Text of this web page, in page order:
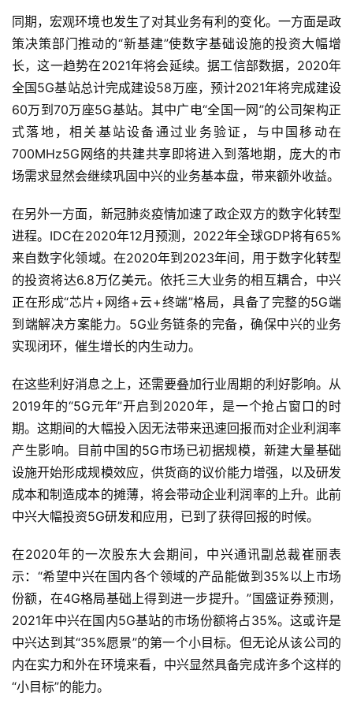
同期，宏观环境也发生了对其业务有利的变化。一方面是政
策决策部门推动的“新基建”使数字基础设施的投资大幅增
长，这一趋势在2021年将会延续。据工信部数据，2020年
全国5G基站总计完成建设58万座，预计2021年将完成建设
60万到70万座5G基站。其中广电“全国一网”的公司架构正
式落地，相关基站设备通过业务验证，与中国移动在
700MHz5G网络的共建共享即将进入到落地期，庞大的市
场需求显然会继续巩固中兴的业务基本盘，带来额外收益。
在另外一方面，新冠肺炎疫情加速了政企双方的数字化转型
进程。IDC在2020年12月预测，2022年全球GDP将有65%
来自数字化领域。在2020年到2023年间，用于数字化转型
的投资将达6.8万亿美元。依托三大业务的相互耦合，中兴
正在形成“芯片+网络+云+终端”格局，具备了完整的5G端
到端解决方案能力。5G业务链条的完备，确保中兴的业务
实现闭环，催生增长的内生动力。
在这些利好消息之上，还需要叠加行业周期的利好影响。从
2019年的“5G元年”开启到2020年，是一个抢占窗口的时
期。这期间的大幅投入因无法带来迅速回报而对企业利润率
产生影响。目前中国的5G市场已初据规模，新建大量基础
设施开始形成规模效应，供货商的议价能力增强，以及研发
成本和制造成本的摊薄，将会带动企业利润率的上升。此前
中兴大幅投资5G研发和应用，已到了获得回报的时候。
在2020年的一次股东大会期间，中兴通讯副总裁崔丽表
示：“希望中兴在国内各个领域的产品能做到35%以上市场
份额，在4G格局基础上得到进一步提升。”国盛证券预测，
2021年中兴在国内5G基站的市场份额将占35%。这或许是
中兴达到其“35%愿景”的第一个小目标。但无论从该公司的
内在实力和外在环境来看，中兴显然具备完成许多个这样的
“小目标”的能力。